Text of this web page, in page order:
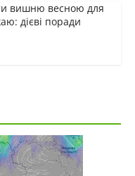
вишню весною для
дієві поради